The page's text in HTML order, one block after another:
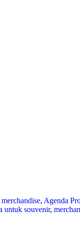
, Agenda
untuk souvenir,